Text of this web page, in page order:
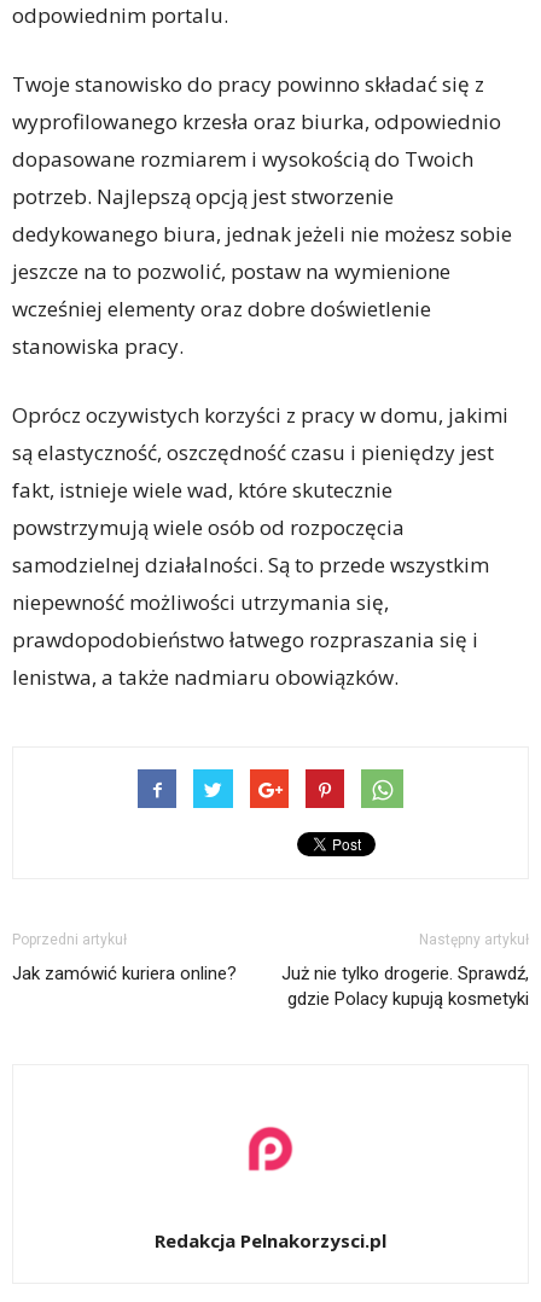
odpowiednim portalu.
Twoje stanowisko do pracy powinno składać się z
wyprofilowanego krzesła oraz biurka, odpowiednio
dopasowane rozmiarem i wysokością do Twoich
potrzeb. Najlepszą opcją jest stworzenie
dedykowanego biura, jednak jeżeli nie możesz sobie
jeszcze na to pozwolić, postaw na wymienione
wcześniej elementy oraz dobre doświetlenie
stanowiska pracy.
Oprócz oczywistych korzyści z pracy w domu, jakimi
są elastyczność, oszczędność czasu i pieniędzy jest
fakt, istnieje wiele wad, które skutecznie
powstrzymują wiele osób od rozpoczęcia
samodzielnej działalności. Są to przede wszystkim
niepewność możliwości utrzymania się,
prawdopodobieństwo łatwego rozpraszania się i
lenistwa, a także nadmiaru obowiązków.
Poprzedni artykuł
Jak zamówić kuriera online?
Następny artykuł
Już nie tylko drogerie. Sprawdź,
gdzie Polacy kupują kosmetyki
Redakcja Pelnakorzysci.pl